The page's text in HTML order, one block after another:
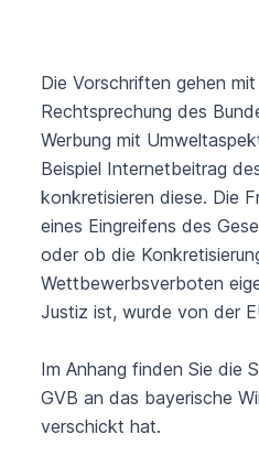
Die Vorschriften gehen
Rechtsprechung des
Werbung mit
Beispiel Internetbeitrag
konkretisieren diese. Die
eines Eingreifens des
oder ob die
Wettbewerbsverboten
Justiz ist, wurde von der
Im Anhang finden Sie die
GVB an das bayerische
verschickt hat.